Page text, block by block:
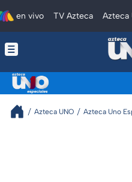
en vivo TV Azteca Azteca
Azteca UNO Azteca Uno